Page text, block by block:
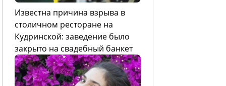
Известна причина взрыва в
столичном ресторане на
Кудринской: заведение было
закрыто на свадебный банкет